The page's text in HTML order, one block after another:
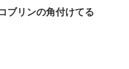
ブリンの角付けてる